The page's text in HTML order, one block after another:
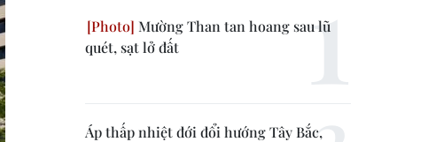
Mường Than tan hoang sau lũ
quét, sạt lở đất
Áp thấp nhiệt đới đổi hướng Tây Bắc,